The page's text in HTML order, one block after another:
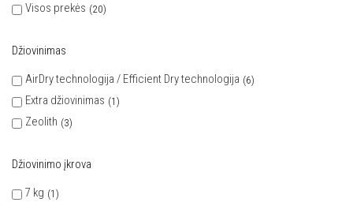
Visos prekės 20
Džiovinimas
AirDry technologija / Efficient Dry technologija
6
Extra džiovinimas 1
Zeolith 3
Džiovinimo įkrova
7 kg
1